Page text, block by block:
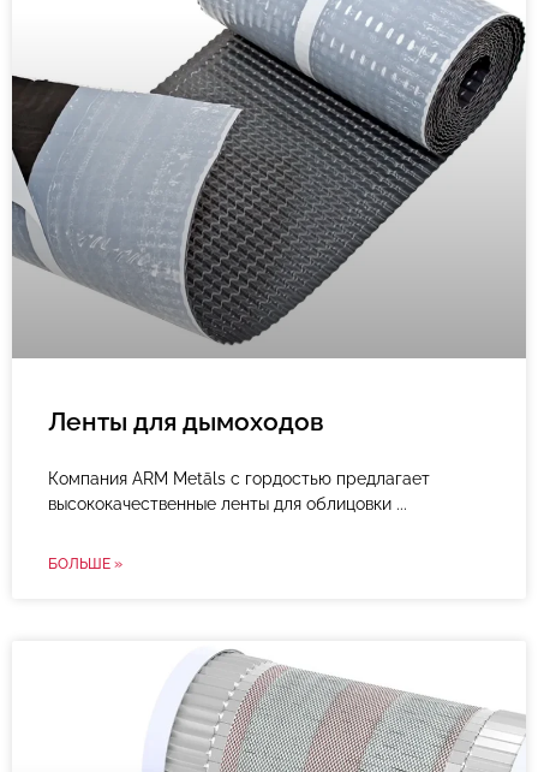
Ленты для дымоходов
Компания ARM Metāls с гордостью предлагает
высококачественные ленты для облицовки
БОЛЬШЕ »